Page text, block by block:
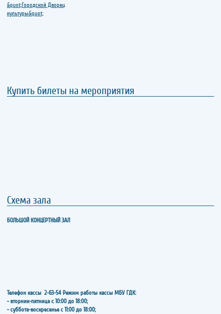
Купить билеты на мероприятия
Схема зала
БОЛЬШОЙ КОНЦЕРТНЫЙ ЗАЛ
Телефон кассы 2-63-54 Режим работы кассы МБУ ГДК:
- вторник-пятница с 10:00 до 18:00;
- суббота-воскресенье с 11:00 до 18:00;